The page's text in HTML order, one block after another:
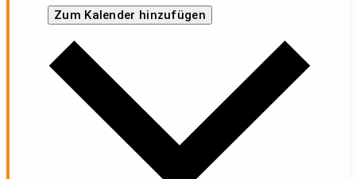
Zum Kalender hinzufügen